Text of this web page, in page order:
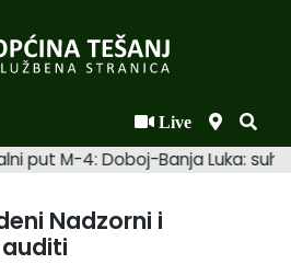
Live
put M-4: Doboj-Banja Luka:
Nadzorni i